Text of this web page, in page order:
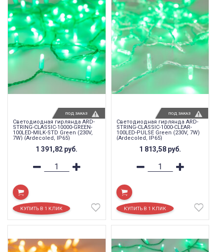
Светодиодная гирлянда ARD-
STRING-CLASSIC-10000-GREEN-
100LED-MILK-STD Green (230V,
7W) (Ardecoled, IP65)
1 391,82 руб.
ПОД ЗАКАЗ
Светодиодная гирлянда ARD-
STRING-CLASSIC-1000-CLEAR-
100LED-PULSE Green (230V, 7W)
(Ardecoled, IP65)
1 813,58 руб.
ПОД ЗАКАЗ